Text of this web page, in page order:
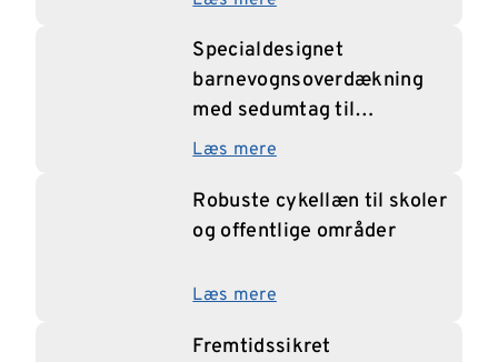
Specialdesignet
barnevognsoverdækning
med sedumtag til
Junibacken i Stockholm
Læs mere
Robuste cykellæn til skoler
og offentlige områder
Læs mere
Fremtidssikret